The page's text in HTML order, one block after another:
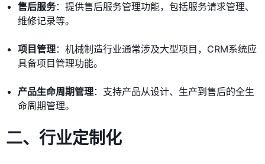
售后服务：提供售后服务管理功能，包括服务请求管理、
维修记录等。
项目管理：机械制造行业通常涉及大型项目，CRM系统应
具备项目管理功能。
产品生命周期管理：支持产品从设计、生产到售后的全生
命周期管理。
二、行业定制化